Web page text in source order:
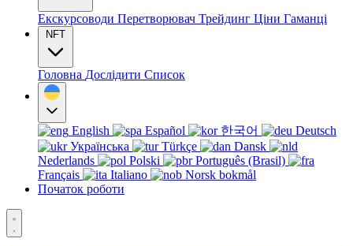
Екскурсоводи Перетворювач Трейдинг Ціни Гаманці
NFT
Головна Дослідити Список
English Español 한국어
Deutsch
Українська
Türkçe
Dansk
Nederlands
Polski
Português (Brasil)
Français
Italiano
Norsk bokmål
Початок роботи